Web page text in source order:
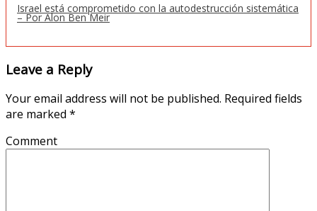
Israel está comprometido con la autodestrucción sistemática
– Por Alon Ben Meir
Leave a Reply
Your email address will not be published. Required fields
are marked *
Comment